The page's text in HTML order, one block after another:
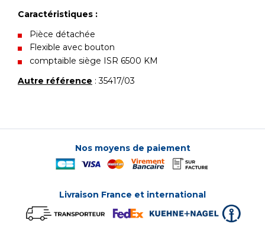
Caractéristiques :
Pièce détachée
Flexible avec bouton
comptaible siège ISR 6500 KM
Autre référence : 35417/03
Nos moyens de paiement
Livraison France et international